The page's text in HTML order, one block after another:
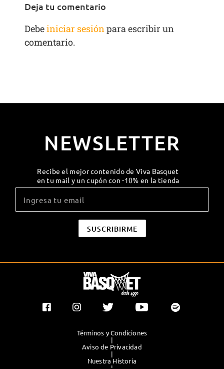
Deja tu comentario
Debeiniciar sesiónpara escribir un
comentario.
NEWSLETTER
Recibe el mejor contenido de Viva Basquet
en tu mail y un cupón con -10% en la tienda
Términos y Condiciones
|
Aviso de Privacidad
|
Nuestra Historia